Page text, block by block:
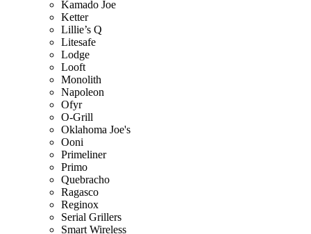
Kamado Joe
Ketter
Lillie’s Q
Litesafe
Lodge
Looft
Monolith
Napoleon
Ofyr
O-Grill
Oklahoma Joe's
Ooni
Primeliner
Primo
Quebracho
Ragasco
Reginox
Serial Grillers
Smart Wireless